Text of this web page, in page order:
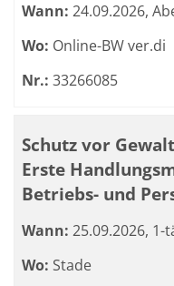
Wann: 24.09.2026,
Wo: Online-BW ver.di
Nr.: 33266085
Schutz vor
Erste
Betriebs- und
Wann: 25.09.2026, 1-
Wo: Stade